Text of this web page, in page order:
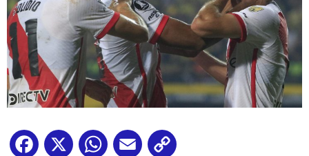
Facebook
X WhatsApp
Email